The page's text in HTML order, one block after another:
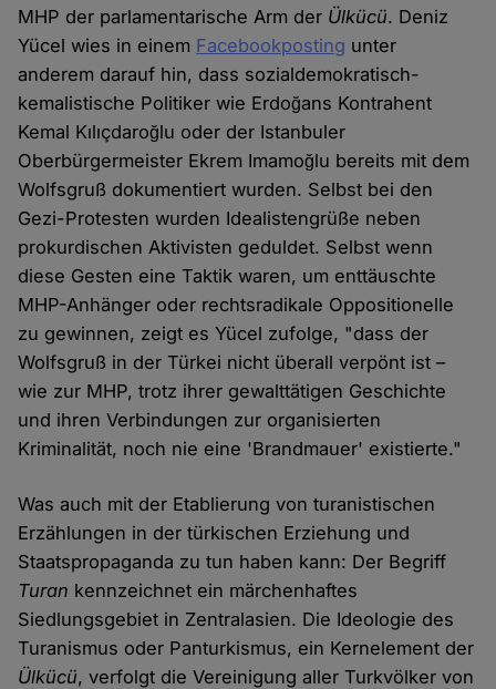
MHP der parlamentarische Arm der Ülkücü. Deniz
Yücel wies in einem Facebookposting unter
anderem darauf hin, dass sozialdemokratisch-
kemalistische Politiker wie Erdoğans Kontrahent
Kemal Kılıçdaroğlu oder der Istanbuler
Oberbürgermeister Ekrem Imamoğlu bereits mit dem
Wolfsgruß dokumentiert wurden. Selbst bei den
Gezi-Protesten wurden Idealistengrüße neben
prokurdischen Aktivisten geduldet. Selbst wenn
diese Gesten eine Taktik waren, um enttäuschte
MHP-Anhänger oder rechtsradikale Oppositionelle
zu gewinnen, zeigt es Yücel zufolge, "dass der
Wolfsgruß in der Türkei nicht überall verpönt ist –
wie zur MHP, trotz ihrer gewalttätigen Geschichte
und ihren Verbindungen zur organisierten
Kriminalität, noch nie eine 'Brandmauer' existierte."
Was auch mit der Etablierung von turanistischen
Erzählungen in der türkischen Erziehung und
Staatspropaganda zu tun haben kann: Der Begriff
Turan kennzeichnet ein märchenhaftes
Siedlungsgebiet in Zentralasien. Die Ideologie des
Turanismus oder Panturkismus, ein Kernelement der
Ülkücü, verfolgt die Vereinigung aller Turkvölker von